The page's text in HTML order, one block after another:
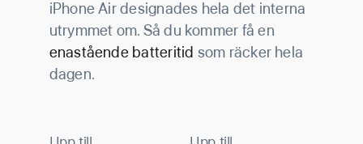
iPhone Air designades hela det interna
utrymmet om. Så du kommer få en
enastående batteritid som räcker hela
dagen.